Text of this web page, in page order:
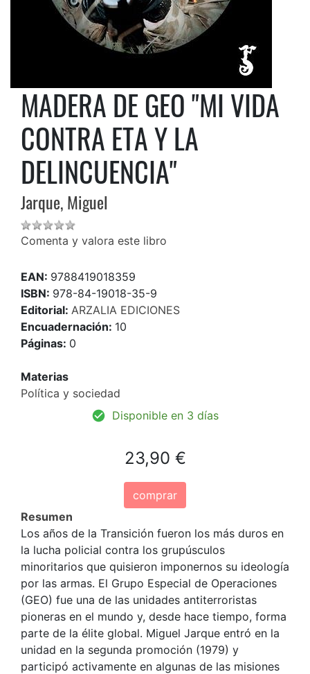
MADERA DE GEO "MI VIDA
CONTRA ETA Y LA
DELINCUENCIA"
Jarque, Miguel
Comenta y valora este libro
EAN: 9788419018359
ISBN: 978-84-19018-35-9
Editorial: ARZALIA EDICIONES
Encuadernación: 10
Páginas: 0
Materias
Política y sociedad
Disponible en 3 días
23,90 €
comprar
Resumen
Los años de la Transición fueron los más duros en
la lucha policial contra los grupúsculos
minoritarios que quisieron imponernos su ideología
por las armas. El Grupo Especial de Operaciones
(GEO) fue una de las unidades antiterroristas
pioneras en el mundo y, desde hace tiempo, forma
parte de la élite global. Miguel Jarque entró en la
unidad en la segunda promoción (1979) y
participó activamente en algunas de las misiones